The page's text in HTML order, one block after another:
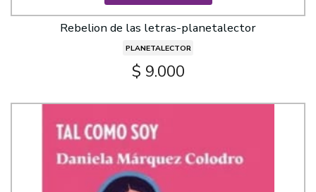
Rebelion de las letras-planetalector
PLANETALECTOR
$ 9.000